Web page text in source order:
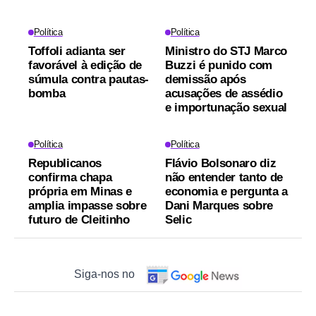
Política
Toffoli adianta ser
favorável à edição de
súmula contra pautas-
bomba
Política
Ministro do STJ Marco
Buzzi é punido com
demissão após
acusações de assédio
e importunação sexual
Política
Republicanos
confirma chapa
própria em Minas e
amplia impasse sobre
futuro de Cleitinho
Política
Flávio Bolsonaro diz
não entender tanto de
economia e pergunta a
Dani Marques sobre
Selic
Siga-nos no